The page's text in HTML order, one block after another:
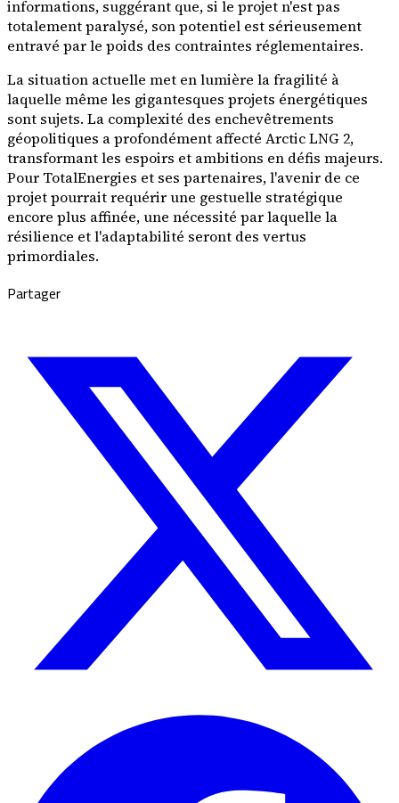
informations, suggérant que, si le projet n'est pas
totalement paralysé, son potentiel est sérieusement
entravé par le poids des contraintes réglementaires.
La situation actuelle met en lumière la fragilité à
laquelle même les gigantesques projets énergétiques
sont sujets. La complexité des enchevêtrements
géopolitiques a profondément affecté Arctic LNG 2,
transformant les espoirs et ambitions en défis majeurs.
Pour TotalEnergies et ses partenaires, l'avenir de ce
projet pourrait requérir une gestuelle stratégique
encore plus affinée, une nécessité par laquelle la
résilience et l'adaptabilité seront des vertus
primordiales.
Partager